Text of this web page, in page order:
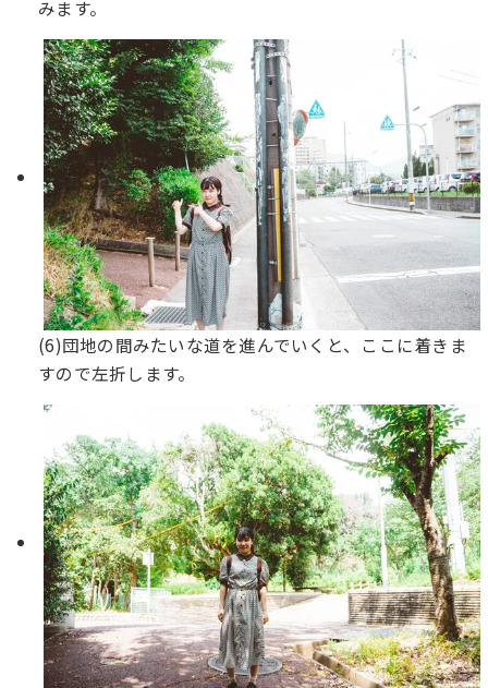
みます。
(6)団地の間みたいな道を進んでいくと、ここに着きま
すので左折します。